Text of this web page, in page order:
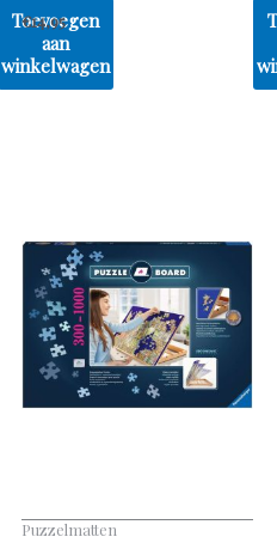
Toevoegen
aan
winkelwagen
€14,95
Puzzelmatten